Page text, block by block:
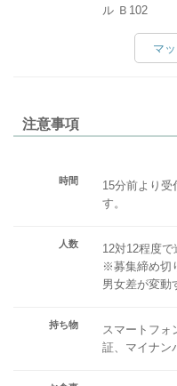
ル Ｂ102
マ
注意事項
時間
15分前より受
す。
人数
12対12程度で
※募集締め切
男女差が変動
持ち物
スマートフォ
証、マイナン